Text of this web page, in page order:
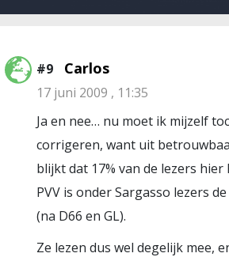
#9 Carlos
17 juni 2009 , 11:35
Ja en nee… nu moet ik mijzelf
corrigeren, want uit
blijkt dat 17% van de lezers hier
PVV is onder Sargasso lezers
(na D66 en GL).
Ze lezen dus wel degelijk mee,